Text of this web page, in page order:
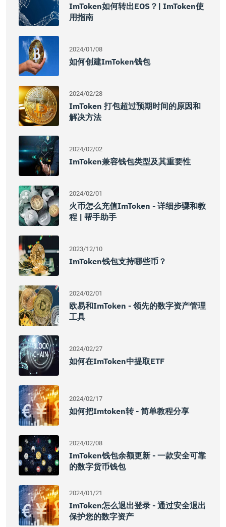
ImToken如何转出EOS？| ImToken使
用指南
2024/01/08
如何创建imToken钱包
2024/02/28
ImToken 打包超过预期时间的原因和
解决方法
2024/02/02
ImToken兼容钱包类型及其重要性
2024/02/01
火币怎么充值imToken - 详细步骤和教
程 | 帮手助手
2023/12/10
ImToken钱包支持哪些币？
2024/02/01
欧易和imToken - 领先的数字资产管理
工具
2024/02/27
如何在imToken中提取ETF
2024/02/17
如何把imtoken转 - 简单教程分享
2024/02/08
ImToken钱包余额更新 - 一款安全可靠
的数字货币钱包
2024/01/21
ImToken怎么退出登录 - 通过安全退出
保护您的数字资产